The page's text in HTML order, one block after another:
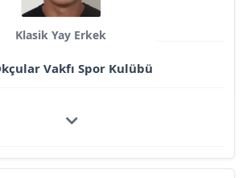
Klasik Yay Erkek
Vakfı Spor Kulübü